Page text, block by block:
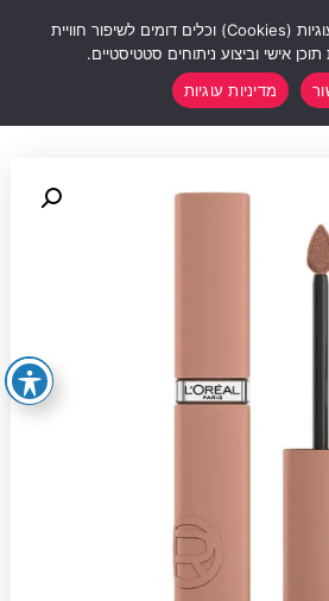
באתר נעשה שימוש בעוגיות (Cookies) וכלים דומים לשיפור חוויית
אישי וביצוע ניתוחים סטטיסטיים.
מדיניות עוגיות